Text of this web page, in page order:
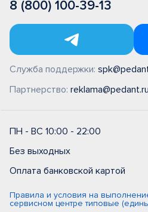
8 (800) 100-39-13
Служба поддержки:
Партнерство: reklama@pedant.ru
ПН - ВС 10:00 - 22:00
Без выходных
Оплата банковской картой
Правила и условия на
сервисном центре типовые